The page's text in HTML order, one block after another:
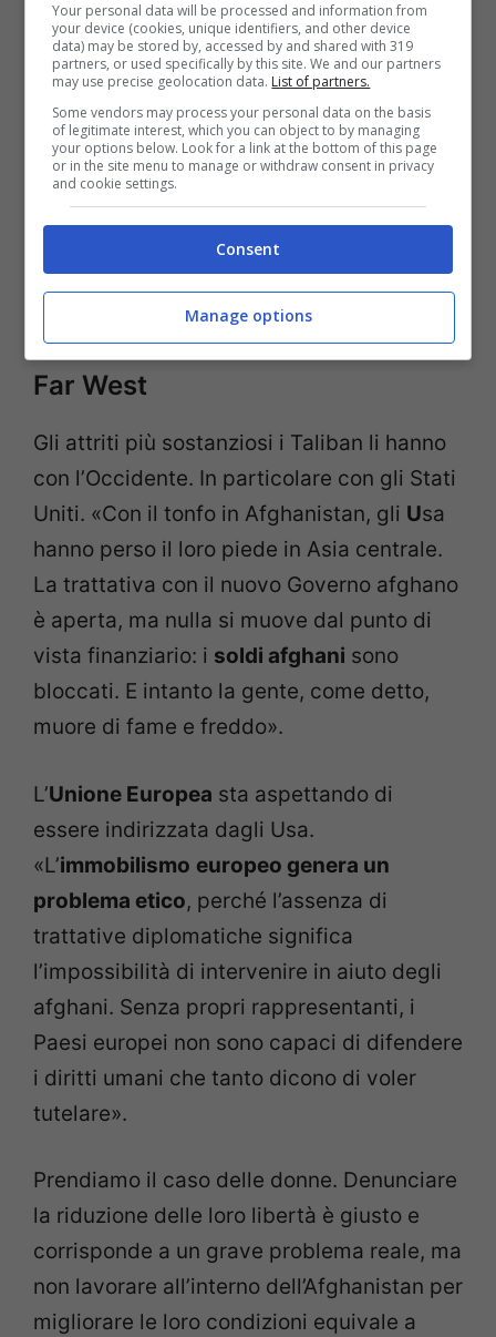
mettere piede in una regione dalla quale
gli Stati Uniti se ne sono andati da
perdenti». Mosca, dunque, corteggia il
governo talebano con incontri e viaggi
diplomatici. Diversa è la situazione per
India. Il Paese è per ora tagliato fuori dal
quadro, nonostante i grandi investimenti
nelle telecomunicazioni e nelle risorse
Far West
Gli attriti più sostanziosi i Taliban li hanno
con l’Occidente. In particolare con gli Stati
Uniti. «Con il tonfo in Afghanistan, gli Usa
hanno perso il loro piede in Asia centrale.
La trattativa con il nuovo Governo afghano
è aperta, ma nulla si muove dal punto di
vista finanziario: i soldi afghani sono
bloccati. E intanto la gente, come detto,
muore di fame e freddo».
L’Unione Europea sta aspettando di
essere indirizzata dagli Usa.
«L’immobilismo europeo genera un
problema etico, perché l’assenza di
trattative diplomatiche significa
l’impossibilità di intervenire in aiuto degli
afghani. Senza propri rappresentanti, i
Paesi europei non sono capaci di difendere
i diritti umani che tanto dicono di voler
tutelare».
Prendiamo il caso delle donne. Denunciare
la riduzione delle loro libertà è giusto e
corrisponde a un grave problema reale, ma
non lavorare all’interno dell’Afghanistan per
migliorare le loro condizioni equivale a
Your personal data will be processed and information from
your device (cookies, unique identifiers, and other device
data) may be stored by, accessed by and shared with 319
partners, or used specifically by this site. We and our partners
may use precise geolocation data. List of partners.
Some vendors may process your personal data on the basis
of legitimate interest, which you can object to by managing
your options below. Look for a link at the bottom of this page
or in the site menu to manage or withdraw consent in privacy
and cookie settings.
Consent
Manage options